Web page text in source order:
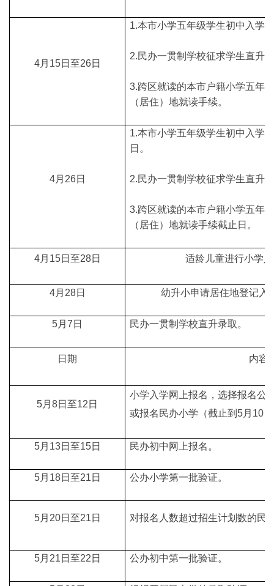
4月15日至26日
1.本市小学五年级学生初中入学
2.民办一贯制学校征求学生直升
3.跨区就读的本市户籍小学五年
（居住）地就读手续。
4月26日
1.本市小学五年级学生初中入学
日。
2.民办一贯制学校征求学生直升
3.跨区就读的本市户籍小学五年
（居住）地就读手续截止日。
4月15日至28日 适龄儿童进行小学
4月28日 幼升小申请居住地登记入
5月7日 民办一贯制学校直升录取。
日期 内容
5月8日至12日
小学入学网上报名，选择报名公
或报名民办小学（截止到5月10
5月13日至15日 民办初中网上报名。
5月18日至21日 公办小学第一批验证。
5月20日至21日 对报名人数超过招生计划数的民
5月21日至22日 公办初中第一批验证。